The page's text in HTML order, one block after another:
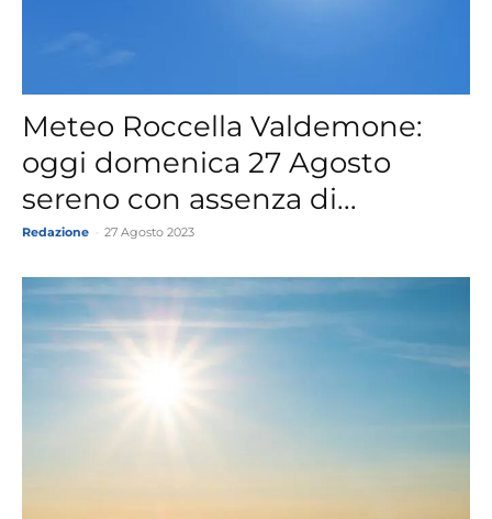
Meteo Roccella Valdemone:
oggi domenica 27 Agosto
sereno con assenza di...
Redazione 27 Agosto 2023